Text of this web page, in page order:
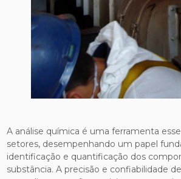
A análise química é uma ferramenta
setores, desempenhando um papel
identificação e quantificação dos
substância. A precisão e confiabilidade